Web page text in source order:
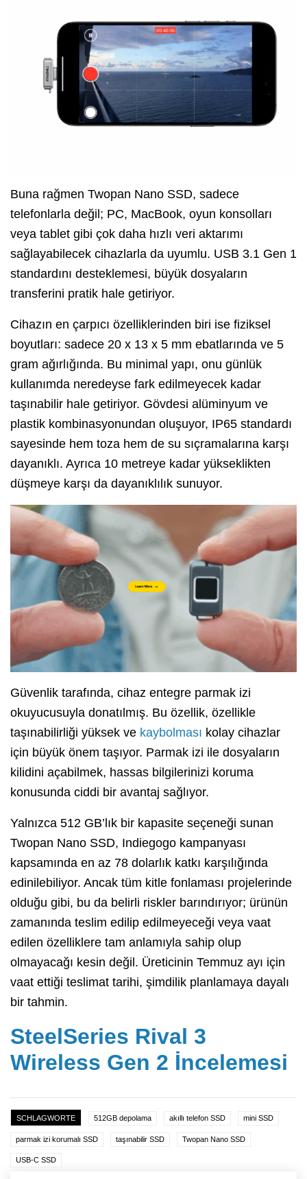
Buna rağmen Twopan Nano SSD, sadece
telefonlarla değil; PC, MacBook, oyun konsolları
veya tablet gibi çok daha hızlı veri aktarımı
sağlayabilecek cihazlarla da uyumlu. USB 3.1 Gen 1
standardını desteklemesi, büyük dosyaların
transferini pratik hale getiriyor.
Cihazın en çarpıcı özelliklerinden biri ise fiziksel
boyutları: sadece 20 x 13 x 5 mm ebatlarında ve 5
gram ağırlığında. Bu minimal yapı, onu günlük
kullanımda neredeyse fark edilmeyecek kadar
taşınabilir hale getiriyor. Gövdesi alüminyum ve
plastik kombinasyonundan oluşuyor, IP65 standardı
sayesinde hem toza hem de su sıçramalarına karşı
dayanıklı. Ayrıca 10 metreye kadar yükseklikten
düşmeye karşı da dayanıklılık sunuyor.
Güvenlik tarafında, cihaz entegre parmak izi
okuyucusuyla donatılmış. Bu özellik, özellikle
taşınabilirliği yüksek ve kaybolması kolay cihazlar
için büyük önem taşıyor. Parmak izi ile dosyaların
kilidini açabilmek, hassas bilgilerinizi koruma
konusunda ciddi bir avantaj sağlıyor.
Yalnızca 512 GB’lık bir kapasite seçeneği sunan
Twopan Nano SSD, Indiegogo kampanyası
kapsamında en az 78 dolarlık katkı karşılığında
edinilebiliyor. Ancak tüm kitle fonlaması projelerinde
olduğu gibi, bu da belirli riskler barındırıyor; ürünün
zamanında teslim edilip edilmeyeceği veya vaat
edilen özelliklere tam anlamıyla sahip olup
olmayacağı kesin değil. Üreticinin Temmuz ayı için
vaat ettiği teslimat tarihi, şimdilik planlamaya dayalı
bir tahmin.
SteelSeries Rival 3
Wireless Gen 2 İncelemesi
SCHLAGWORTE 512GB depolama akıllı telefon SSD mini SSD
parmak izi korumalı SSD taşınabilir SSD Twopan Nano SSD
USB-C SSD